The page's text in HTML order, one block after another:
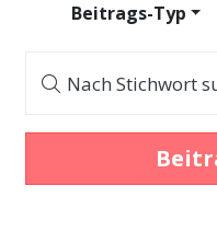
Beitrags-Typ
Nach Stichwort